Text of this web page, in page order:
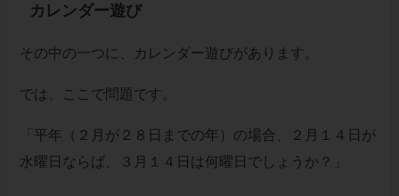
カレンダー遊び
その中の一つに、カレンダー遊びがあります。
では、ここで問題です。
「平年（２月が２８日までの年）の場合、２月１４日が
水曜日ならば、３月１４日は何曜日でしょうか？」